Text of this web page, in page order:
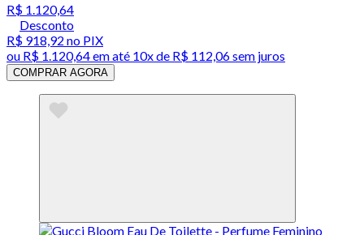
R$ 1.120,64
Desconto
R$ 918,92 no PIX
ou R$ 1.120,64em até 10x de R$ 112,06 sem juros
COMPRAR AGORA